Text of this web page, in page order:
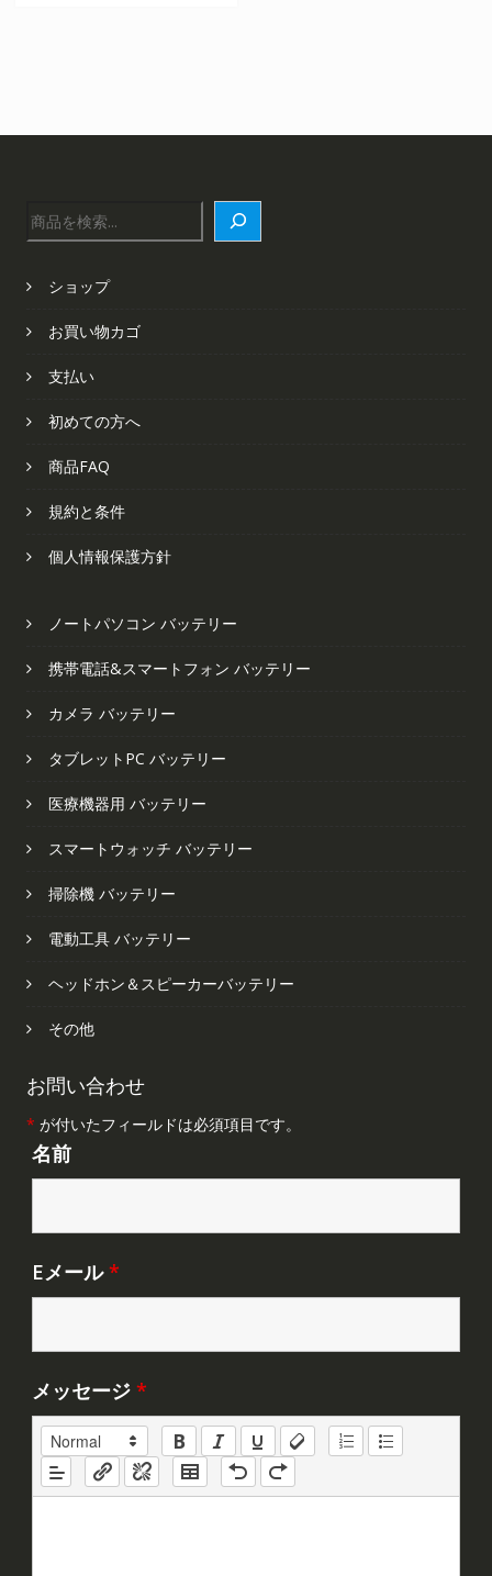
検
索
ショップ
お買い物カゴ
支払い
初めての方へ
商品FAQ
規約と条件
個人情報保護方針
ノートパソコン バッテリー
携帯電話&スマートフォン バッテリー
カメラ バッテリー
タブレットPC バッテリー
医療機器用 バッテリー
スマートウォッチ バッテリー
掃除機 バッテリー
電動工具 バッテリー
ヘッドホン＆スピーカーバッテリー
その他
お問い合わせ
* が付いたフィールドは必須項目です。
名前
Eメール*
メッセージ *